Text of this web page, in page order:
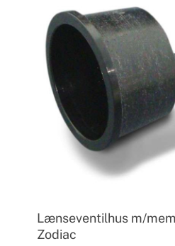
Lænseventilhus m/
Zodiac